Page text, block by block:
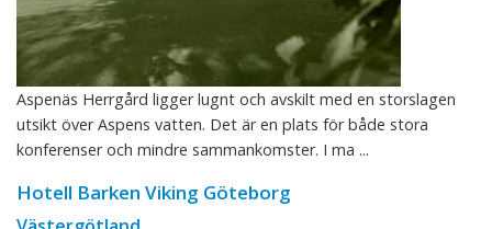
Aspenäs Herrgård ligger lugnt och avskilt med en storslagen
utsikt över Aspens vatten. Det är en plats för både stora
konferenser och mindre sammankomster. I ma ...
Hotell Barken Viking Göteborg